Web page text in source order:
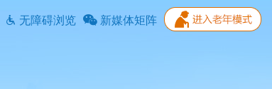
无障碍浏览 新媒体矩阵